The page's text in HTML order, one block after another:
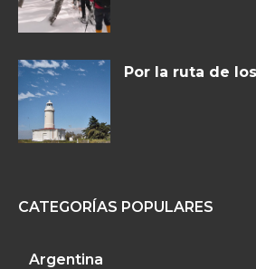
Por la ruta de
CATEGORÍAS POPULARES
Argentina